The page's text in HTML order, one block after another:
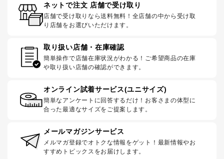
ネットで注文 店舗で受け取り
店舗で受け取りなら送料無料！全店舗の中から受け取
り店舗をお選びいただけます。
取り扱い店舗・在庫確認
簡単操作で店舗在庫状況がわかる！ご希望商品の在庫
や取り扱い店舗の確認ができます。
オンライン試着サービス(ユニサイズ)
簡単なアンケートに回答するだけ！お客さまの体型に
合った最適なサイズをご提案します。
メールマガジンサービス
メルマガ登録でオトクな情報をゲット！最新情報やお
すすめトピックスをお届けします。